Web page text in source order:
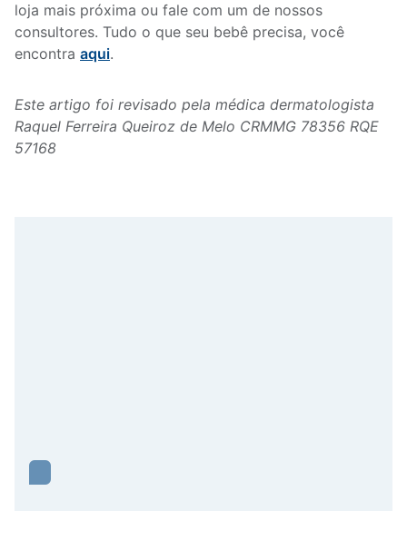
loja mais próxima ou fale com um de nossos
consultores. Tudo o que seu bebê precisa, você
encontra aqui.
Este artigo foi revisado pela médica dermatologista
Raquel Ferreira Queiroz de Melo CRMMG 78356 RQE
57168